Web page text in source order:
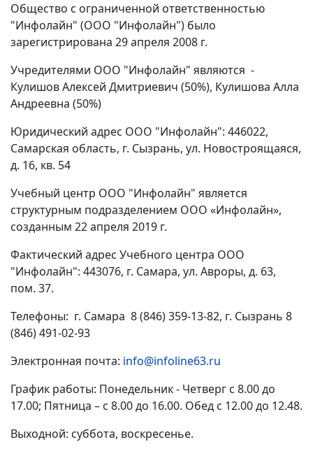
Общество с ограниченной ответственностью
"Инфолайн" (ООО "Инфолайн") было
зарегистрирована 29 апреля 2008 г.
Учредителями ООО "Инфолайн" являются -
Кулишов Алексей Дмитриевич (50%), Кулишова Алла
Андреевна (50%)
Юридический адрес ООО "Инфолайн": 446022,
Самарская область, г. Сызрань, ул. Новостроящаяся,
д. 16, кв. 54
Учебный центр ООО "Инфолайн" является
структурным подразделением ООО «Инфолайн»,
созданным 22 апреля 2019 г.
Фактический адрес Учебного центра ООО
"Инфолайн": 443076, г. Самара, ул. Авроры, д. 63,
пом. 37.
Телефоны: г. Самара 8 (846) 359-13-82, г. Сызрань 8
(846) 491-02-93
Электронная почта: info@infoline63.ru
График работы: Понедельник - Четверг с 8.00 до
17.00; Пятница – с 8.00 до 16.00. Обед с 12.00 до 12.48.
Выходной: суббота, воскресенье.